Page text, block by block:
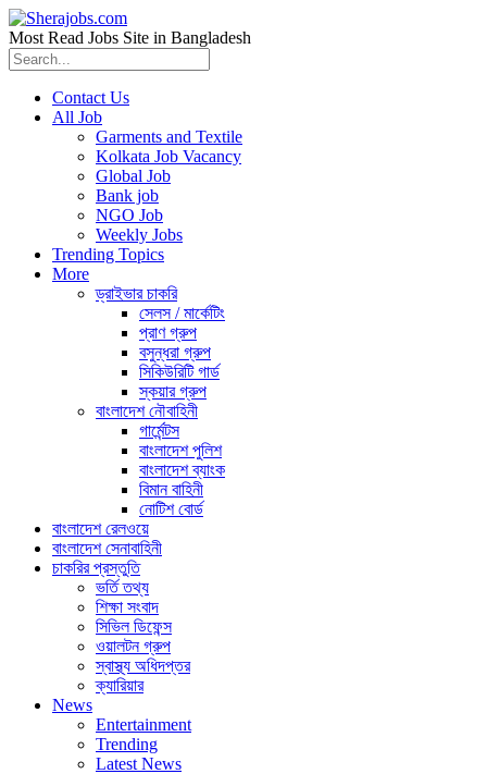
Most Read Jobs Site in Bangladesh
Contact Us
All Job
Garments and Textile
Kolkata Job Vacancy
Global Job
Bank job
NGO Job
Weekly Jobs
Trending Topics
More
ড্রাইভার চাকরি
সেলস / মার্কেটিং
প্রাণ গ্রুপ
বসুন্ধরা গ্রুপ
সিকিউরিটি গার্ড
স্কয়ার গ্রুপ
বাংলাদেশ নৌবাহিনী
গার্মেন্টস
বাংলাদেশ পুলিশ
বাংলাদেশ ব্যাংক
বিমান বাহিনী
নোটিশ বোর্ড
বাংলাদেশ রেলওয়ে
বাংলাদেশ সেনাবাহিনী
চাকরির প্রস্তুতি
ভর্তি তথ্য
শিক্ষা সংবাদ
সিভিল ডিফেন্স
ওয়ালটন গ্রুপ
স্বাস্থ্য অধিদপ্তর
ক্যারিয়ার
News
Entertainment
Trending
Latest News